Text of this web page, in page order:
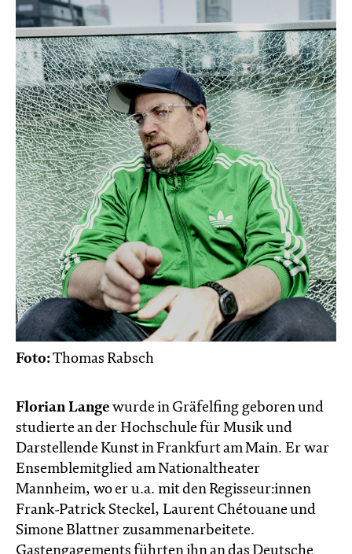
Foto:Thomas Rabsch
Florian Lange wurde in Gräfelfing geboren und
studierte an der Hochschule für Musik und
Darstellende Kunst in Frankfurt am Main. Er war
Ensemblemitglied am Nationaltheater
Mannheim, wo er u.a. mit den Regisseur:innen
Frank-Patrick Steckel, Laurent Chétouane und
Simone Blattner zusammenarbeitete.